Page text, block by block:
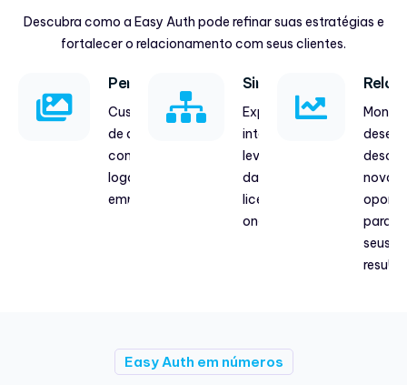
Descubra como a Easy Auth pode refinar suas estratégias e
fortalecer o relacionamento com seus clientes.
Personalização
Customize a tela
de autenticação
com as cores e o
logotipo da sua
empresa.
Sincronização
Explore nossas
integrações e
leve os dados
das suas
licenças para
onde quiser.
novas
para
seus
Easy Auth em números